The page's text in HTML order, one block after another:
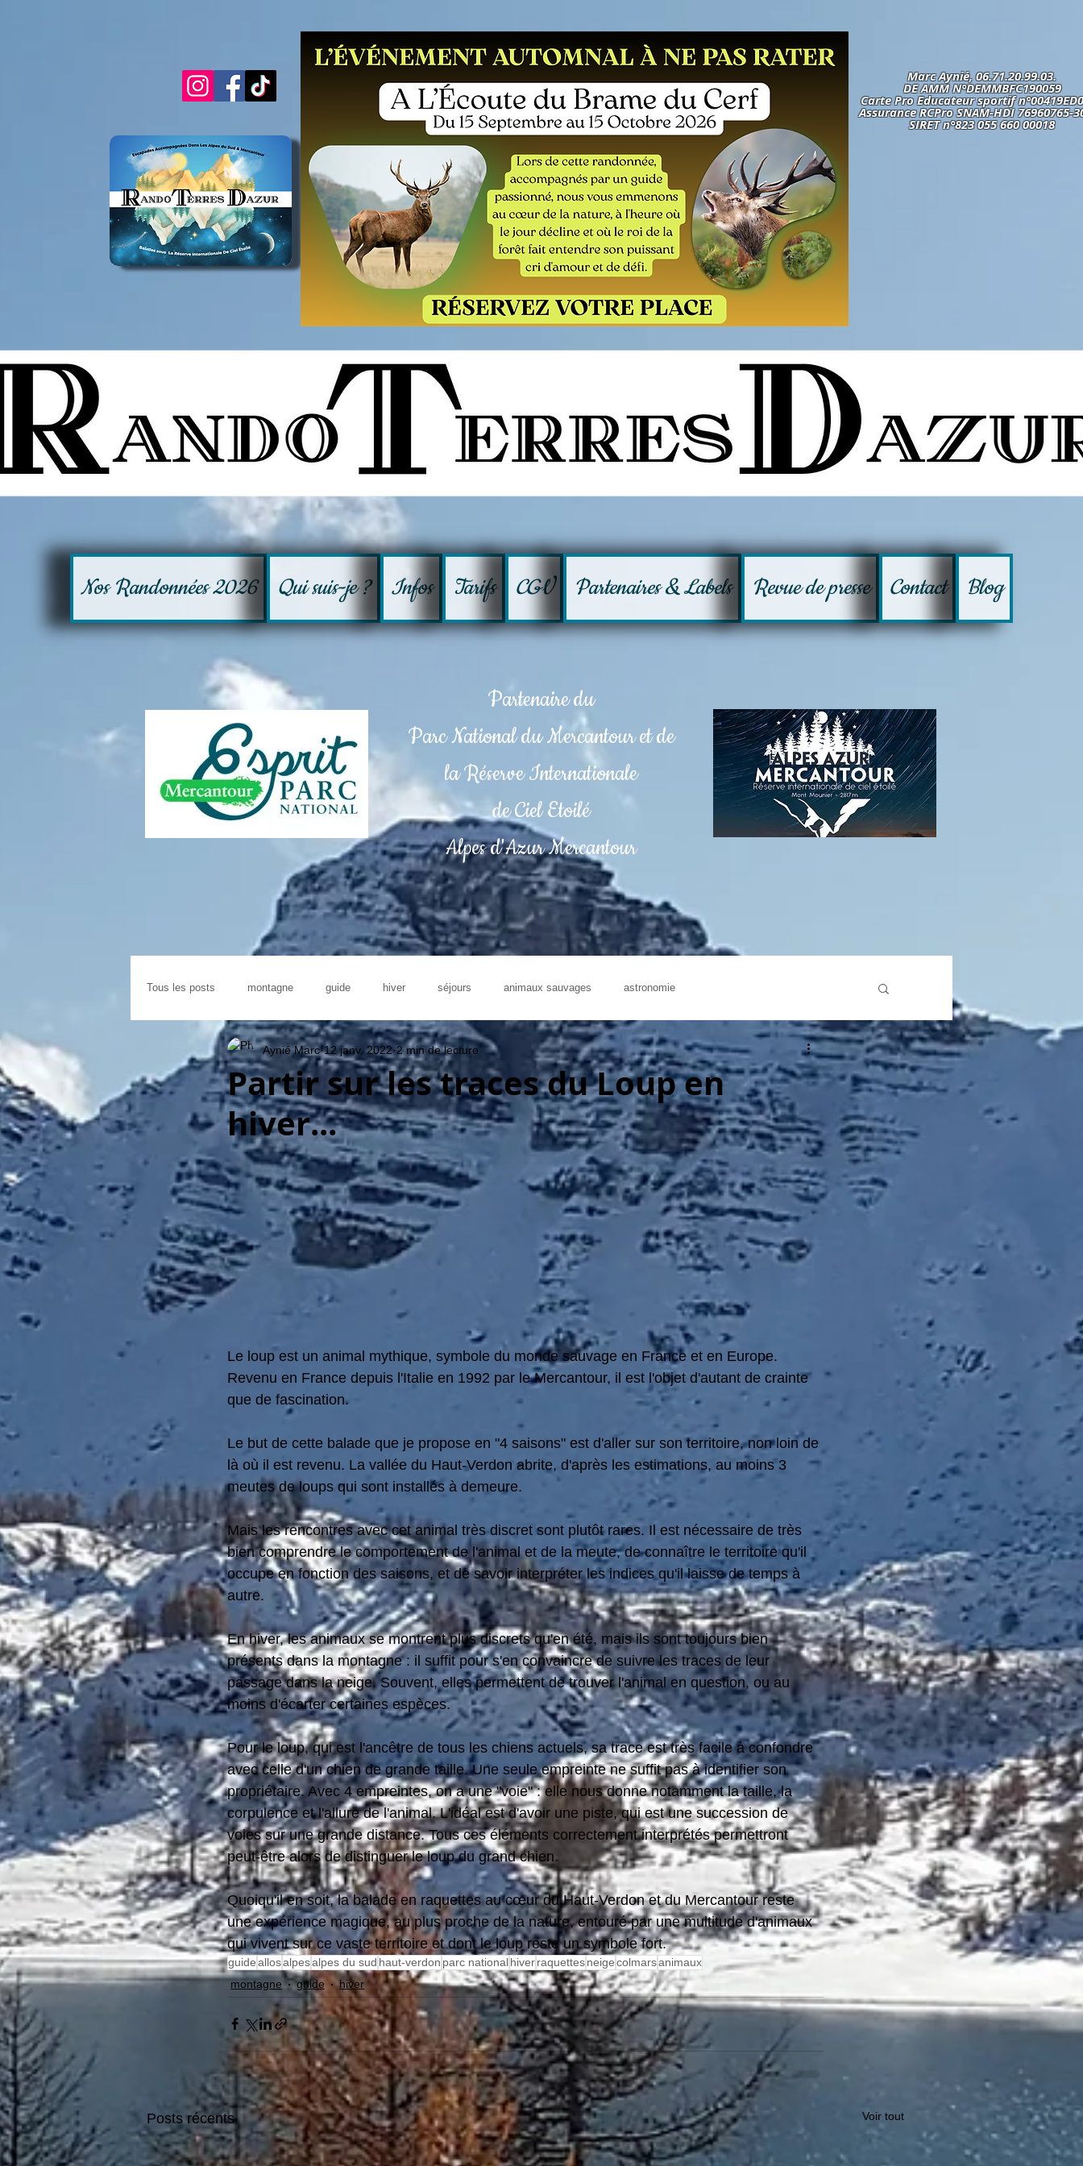
Marc Aynié, 06.71.20.99.03.
DE AMM N°DEMMBFC190059
Carte Pro Educateur sportif
Assurance RCPro SNAM-HDI 76960765-
SIRET n°823 055 660 00018
Nos Randonnées 2026 Qui suis-je ? Infos Tarifs CGV Partenaires & Labels Revue de presse Contact Blog
Partenaire du
Parc National du Mercantour et de
la Réserve Internationale
de Ciel Etoilé
Alpes d'Azur Mercantour
Tous les posts montagne guide hiver séjours animaux sauvages astronomie
Partir sur les traces du Loup en
hiver...
Aynié Marc 12 janv. 2022 2 min de lecture
Le loup est un animal mythique, symbole du monde sauvage en France et en Europe.
Revenu en France depuis l'Italie en 1992 par le Mercantour, il est l'objet d'autant de crainte
que de fascination.
Le but de cette balade que je propose en "4 saisons" est d'aller sur son territoire, non loin de
là où il est revenu. La vallée du Haut-Verdon abrite, d'après les estimations, au moins 3
meutes de loups qui sont installés à demeure.
Mais les rencontres avec cet animal très discret sont plutôt rares. Il est nécessaire de très
bien comprendre le comportement de l'animal et de la meute, de connaître le territoire qu'il
occupe en fonction des saisons, et de savoir interpréter les indices qu'il laisse de temps à
autre.
En hiver, les animaux se montrent plus discrets qu'en été, mais ils sont toujours bien
présents dans la montagne : il suffit pour s'en convaincre de suivre les traces de leur
passage dans la neige. Souvent, elles permettent de trouver l'animal en question, ou au
moins d'écarter certaines espèces.
Pour le loup, qui est l'ancêtre de tous les chiens actuels, sa trace est très facile à confondre
avec celle d'un chien de grande taille. Une seule empreinte ne suffit pas à identifier son
propriétaire. Avec 4 empreintes, on a une "voie" : elle nous donne notamment la taille, la
corpulence et l'allure de l'animal. L'idéal est d'avoir une piste, qui est une succession de
voies sur une grande distance. Tous ces éléments correctement interprétés permettront
peut-être alors de distinguer le loup du grand chien.
Quoiqu'il en soit, la balade en raquettes au cœur du Haut-Verdon et du Mercantour reste
une expérience magique, au plus proche de la nature, entouré par une multitude d'animaux
qui vivent sur ce vaste territoire et dont le loup reste un symbole fort.
guideallosalpesalpes du sud haut-verdon parc nationalhiverraquettesneigecolmarsanimaux
montagne
guide hiver
Posts récents Voir tout